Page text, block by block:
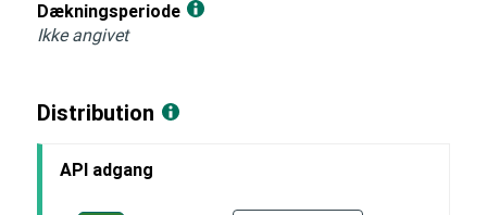
Dækningsperiode
Ikke angivet
Distribution
API adgang